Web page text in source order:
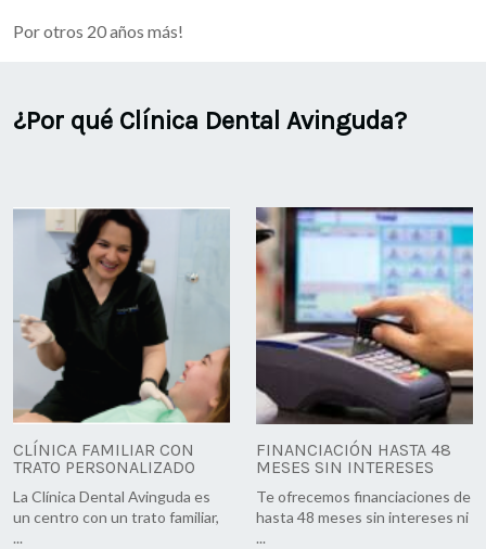
Por otros 20 años más!
¿Por qué Clínica Dental Avinguda?
CLÍNICA FAMILIAR CON
TRATO PERSONALIZADO
La Clínica Dental Avinguda es
un centro con un trato familiar,
...
FINANCIACIÓN HASTA 48
MESES SIN INTERESES
Te ofrecemos financiaciones de
hasta 48 meses sin intereses ni
...